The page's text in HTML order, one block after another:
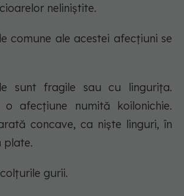
neliniștite.
comune ale acestei afecțiuni se
sunt fragile sau cu lingurița.
o afecțiune numită koilonichie.
concave, ca niște linguri, în
plate.
gurii.